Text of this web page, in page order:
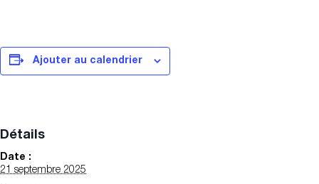
Ajouter au calendrier
Détails
Date :
21 septembre 2025